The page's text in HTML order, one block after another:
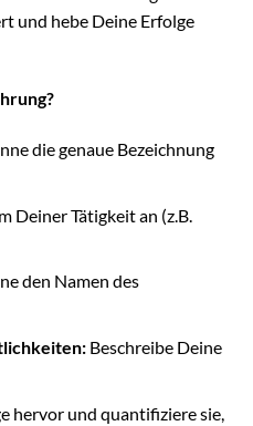
und hebe Deine Erfolge
die genaue Bezeichnung
Deiner Tätigkeit an (z.B.
den Namen des
Beschreibe Deine
hervor und quantifiziere sie,